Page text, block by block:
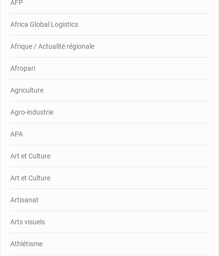
AFP
Africa Global Logistics
Afrique / Actualité régionale
Afropari
Agriculture
Agro-industrie
APA
Art et Culture
Art et Culture
Artisanat
Arts visuels
Athlétisme